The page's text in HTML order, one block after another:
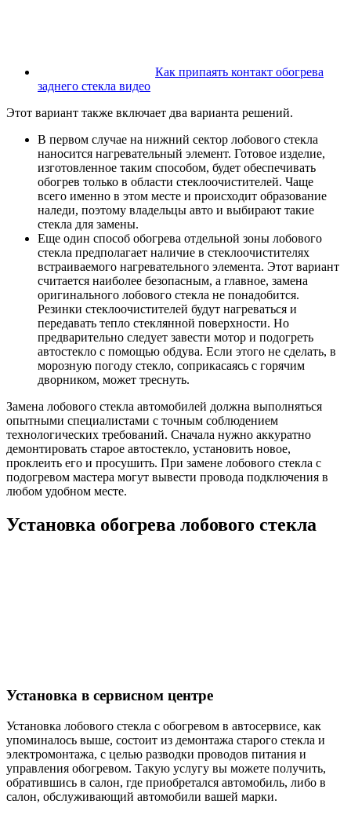
Как припаять контакт обогрева
заднего стекла видео
Этот вариант также включает два варианта решений.
В первом случае на нижний сектор лобового стекла
наносится нагревательный элемент. Готовое изделие,
изготовленное таким способом, будет обеспечивать
обогрев только в области стеклоочистителей. Чаще
всего именно в этом месте и происходит образование
наледи, поэтому владельцы авто и выбирают такие
стекла для замены.
Еще один способ обогрева отдельной зоны лобового
стекла предполагает наличие в стеклоочистителях
встраиваемого нагревательного элемента. Этот вариант
считается наиболее безопасным, а главное, замена
оригинального лобового стекла не понадобится.
Резинки стеклоочистителей будут нагреваться и
передавать тепло стеклянной поверхности. Но
предварительно следует завести мотор и подогреть
автостекло с помощью обдува. Если этого не сделать, в
морозную погоду стекло, соприкасаясь с горячим
дворником, может треснуть.
Замена лобового стекла автомобилей должна выполняться
опытными специалистами с точным соблюдением
технологических требований. Сначала нужно аккуратно
демонтировать старое автостекло, установить новое,
проклеить его и просушить. При замене лобового стекла с
подогревом мастера могут вывести провода подключения в
любом удобном месте.
Установка обогрева лобового стекла
Установка в сервисном центре
Установка лобового стекла с обогревом в автосервисе, как
упоминалось выше, состоит из демонтажа старого стекла и
электромонтажа, с целью разводки проводов питания и
управления обогревом. Такую услугу вы можете получить,
обратившись в салон, где приобретался автомобиль, либо в
салон, обслуживающий автомобили вашей марки.